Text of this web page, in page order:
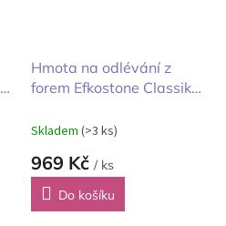
Hmota na odlévání z
forem Efkostone Classik
Skladem (>3 ks)
969 Kč / ks
Do košíku